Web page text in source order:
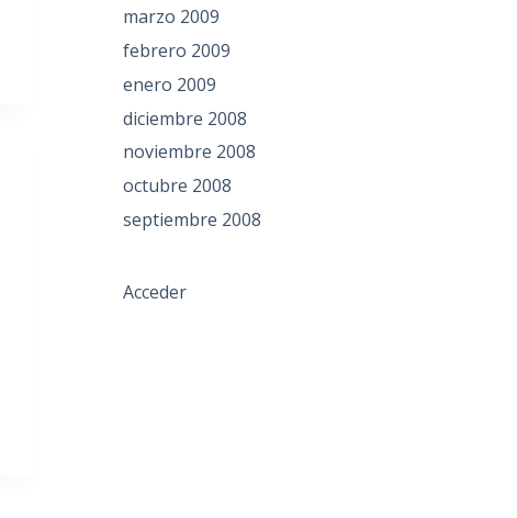
marzo 2009
febrero 2009
enero 2009
diciembre 2008
noviembre 2008
octubre 2008
septiembre 2008
Acceder